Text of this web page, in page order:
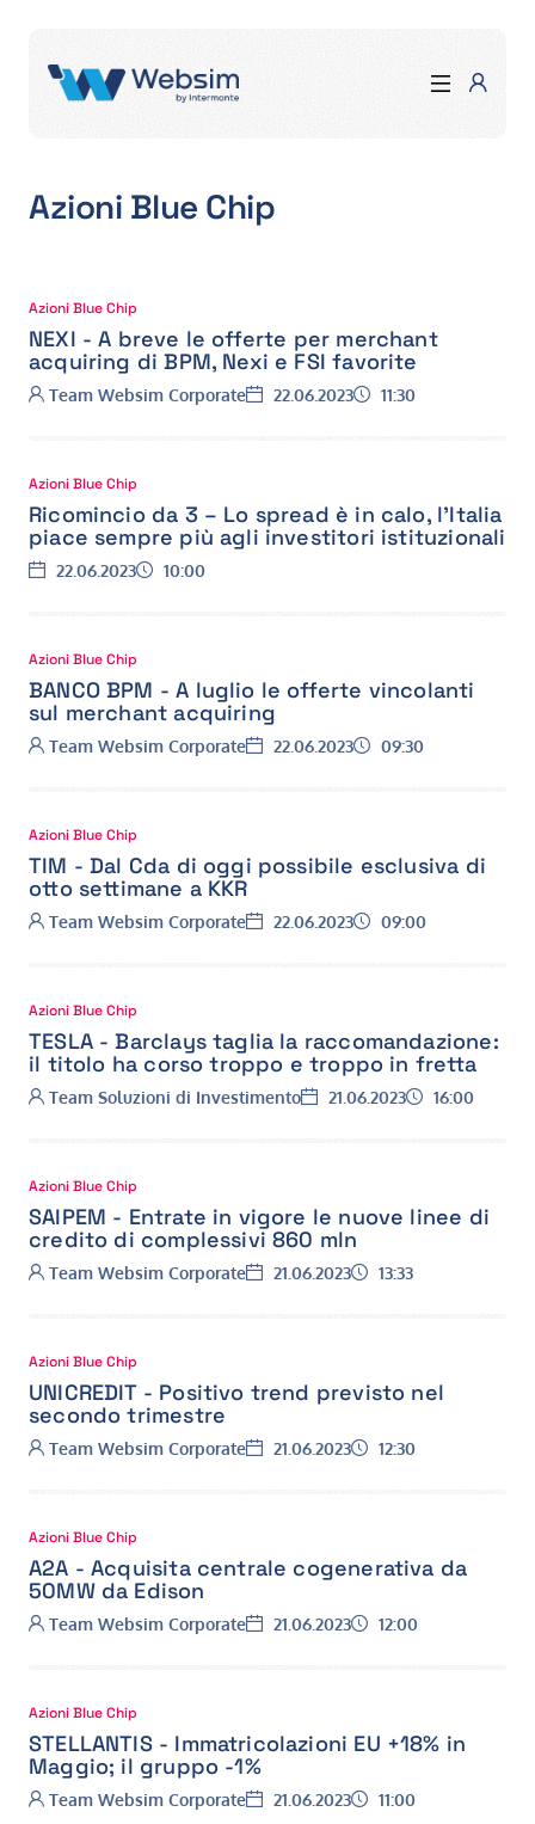
Azioni Blue Chip
Azioni Blue Chip
NEXI - A breve le offerte per merchant
acquiring di BPM, Nexi e FSI favorite
Autore:
Team Websim Corporate Data:
22.06.2023 Ora:
11:30
Azioni Blue Chip
Ricomincio da 3 – Lo spread è in calo, l'Italia
piace sempre più agli investitori istituzionali
Data:
22.06.2023 Ora:
10:00
Azioni Blue Chip
BANCO BPM - A luglio le offerte vincolanti
sul merchant acquiring
Autore:
Team Websim Corporate Data:
22.06.2023 Ora:
09:30
Azioni Blue Chip
TIM - Dal Cda di oggi possibile esclusiva di
otto settimane a KKR
Autore:
Team Websim Corporate Data:
22.06.2023 Ora:
09:00
Azioni Blue Chip
TESLA - Barclays taglia la raccomandazione:
il titolo ha corso troppo e troppo in fretta
Autore:
Team Soluzioni di Investimento Data:
21.06.2023 Ora:
16:00
Azioni Blue Chip
SAIPEM - Entrate in vigore le nuove linee di
credito di complessivi 860 mln
Autore:
Team Websim Corporate Data:
21.06.2023 Ora:
13:33
Azioni Blue Chip
UNICREDIT - Positivo trend previsto nel
secondo trimestre
Autore:
Team Websim Corporate Data:
21.06.2023 Ora:
12:30
Azioni Blue Chip
A2A - Acquisita centrale cogenerativa da
50MW da Edison
Autore:
Team Websim Corporate Data:
21.06.2023 Ora:
12:00
Azioni Blue Chip
STELLANTIS - Immatricolazioni EU +18% in
Maggio; il gruppo -1%
Autore:
Team Websim Corporate Data:
21.06.2023 Ora:
11:00